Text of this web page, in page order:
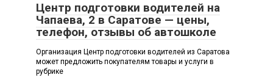
Центр подготовки водителей на
Чапаева, 2 в Саратове — цены,
телефон, отзывы об автошколе
Организация Центр подготовки водителей из Саратова
может предложить покупателям товары и услуги в
рубрике